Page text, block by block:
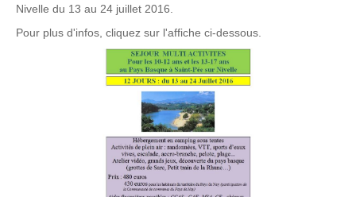
Nivelle du 13 au 24 juillet 2016.
Pour plus d'infos, cliquez sur l'affiche ci-dessous.